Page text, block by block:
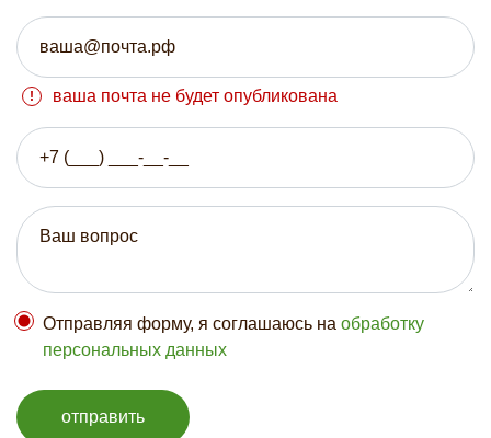
ваша почта не будет опубликована
Отправляя форму, я соглашаюсь на обработку
персональных данных
отправить